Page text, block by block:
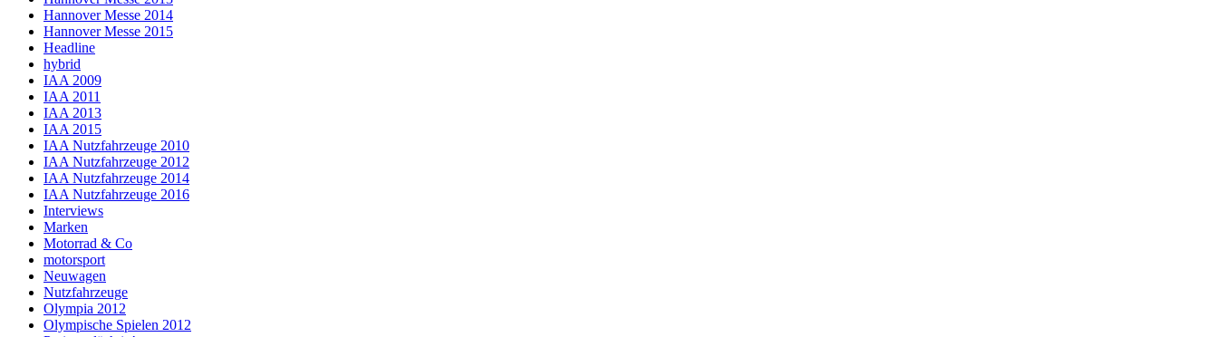
Hannover Messe 2014
Hannover Messe 2015
Headline
hybrid
IAA 2009
IAA 2011
IAA 2013
IAA 2015
IAA Nutzfahrzeuge 2010
IAA Nutzfahrzeuge 2012
IAA Nutzfahrzeuge 2014
IAA Nutzfahrzeuge 2016
Interviews
Marken
Motorrad & Co
motorsport
Neuwagen
Nutzfahrzeuge
Olympia 2012
Olympische Spielen 2012